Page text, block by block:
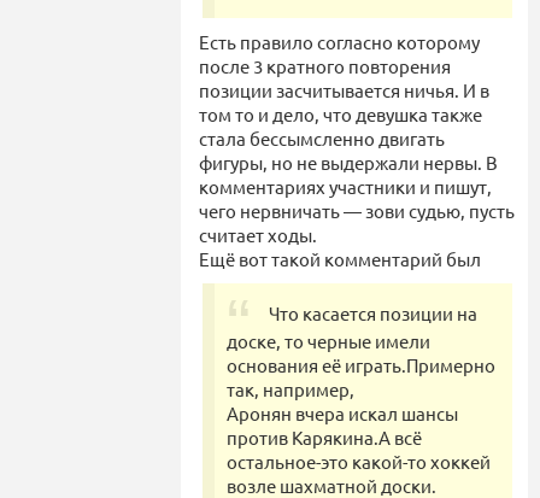
Есть правило согласно которому
после 3 кратного повторения
позиции засчитывается ничья. И в
том то и дело, что девушка также
стала бессымсленно двигать
фигуры, но не выдержали нервы. В
комментариях участники и пишут,
чего нервничать — зови судью, пусть
считает ходы.
Ещё вот такой комментарий был
Что касается позиции на
доске, то черные имели
основания её играть.Примерно
так, например,
Аронян вчера искал шансы
против Карякина.А всё
остальное-это какой-то хоккей
возле шахматной доски.